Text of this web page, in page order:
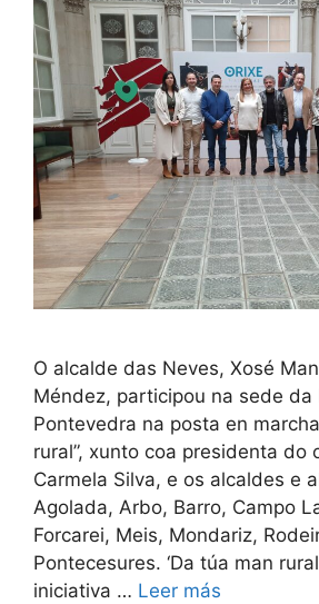
O alcalde das Neves, Xosé
Méndez, participou na sede da
Pontevedra na posta en
rural”, xunto coa presidenta do
Carmela Silva, e os alcaldes e
Agolada, Arbo, Barro, Campo
Forcarei, Meis, Mondariz,
Pontecesures. ‘Da túa man
iniciativa … Leer más